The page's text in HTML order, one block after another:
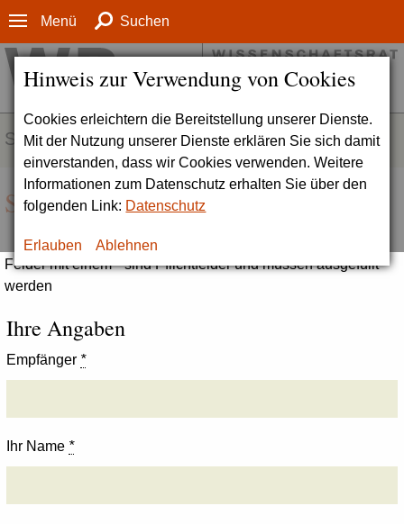
Hinweis zur Verwendung von Cookies
Cookies erleichtern die Bereitstellung unserer Dienste.
Mit der Nutzung unserer Dienste erklären Sie sich damit
einverstanden, dass wir Cookies verwenden. Weitere
Informationen zum Datenschutz erhalten Sie über den
folgenden Link: Datenschutz
Erlauben Ablehnen
Menü Suchen
SERVICE
Seite empfehlen
Felder mit einem * sind Pflichtfelder und müssen ausgefüllt
werden
Ihre Angaben
Empfänger *
Ihr Name *